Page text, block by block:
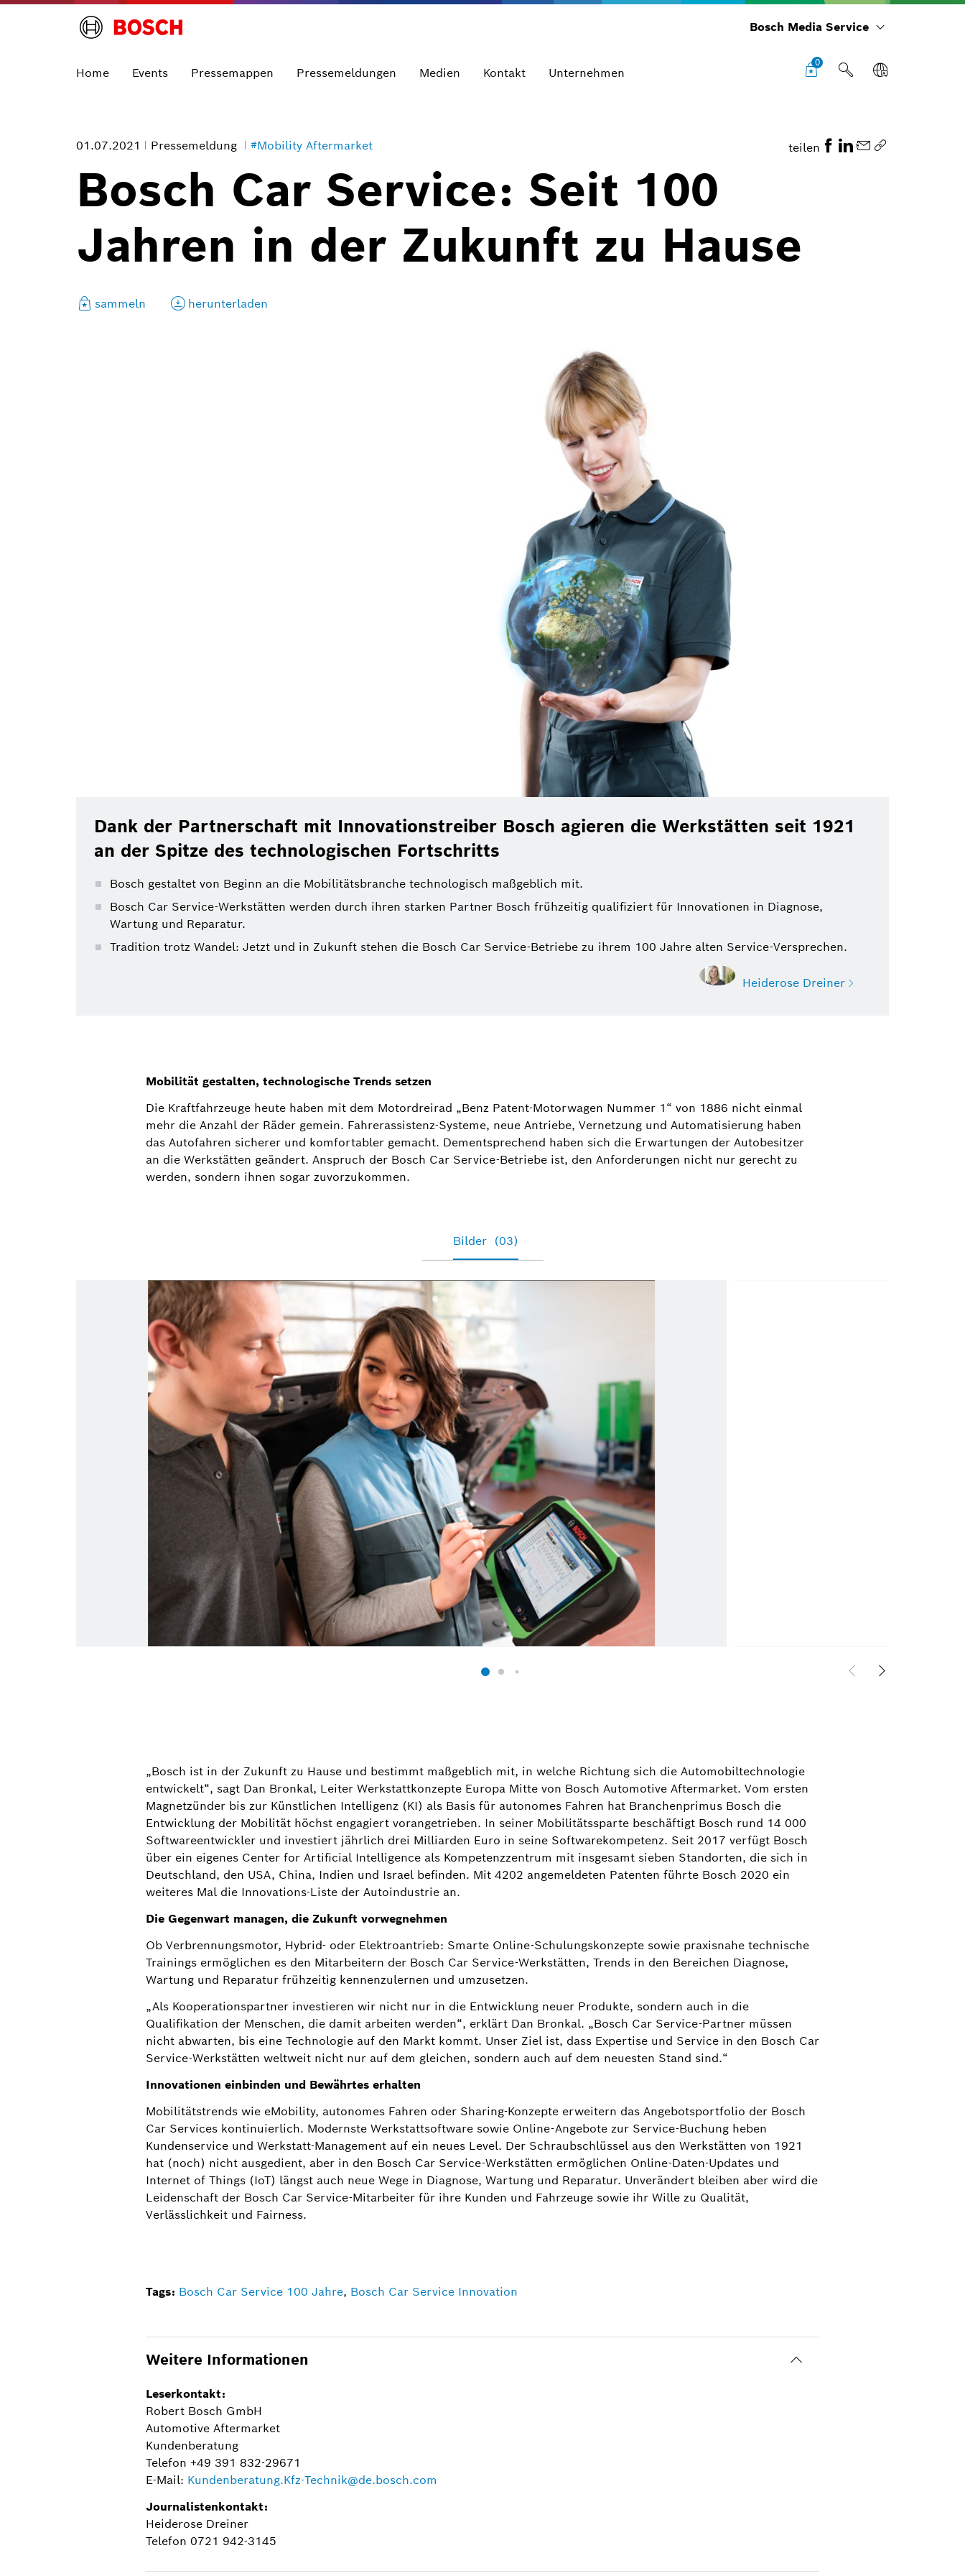
Bosch Media Service
Home Events Pressemappen Pressemeldungen Medien Kontakt Unternehmen
0
01.07.2021 Pressemeldung #Mobility Aftermarket teilen
Bosch Car Service: Seit 100
Jahren in der Zukunft zu Hause
sammeln herunterladen
Dank der Partnerschaft mit Innovationstreiber Bosch agieren die Werkstätten seit 1921
an der Spitze des technologischen Fortschritts
Bosch gestaltet von Beginn an die Mobilitätsbranche technologisch maßgeblich mit.
Bosch Car Service-Werkstätten werden durch ihren starken Partner Bosch frühzeitig qualifiziert für Innovationen in Diagnose,
Wartung und Reparatur.
Tradition trotz Wandel: Jetzt und in Zukunft stehen die Bosch Car Service-Betriebe zu ihrem 100 Jahre alten Service-Versprechen.
Heiderose Dreiner
Autocrew, Kfz-Ersatzteile, Standorte
Automotive Aftermarket Deutschland)
+49 721 942-3145
Mobilität gestalten, technologische Trends setzen
Die Kraftfahrzeuge heute haben mit dem Motordreirad „Benz Patent-Motorwagen Nummer 1“ von 1886 nicht einmal
mehr die Anzahl der Räder gemein. Fahrerassistenz-Systeme, neue Antriebe, Vernetzung und Automatisierung haben
das Autofahren sicherer und komfortabler gemacht. Dementsprechend haben sich die Erwartungen der Autobesitzer
an die Werkstätten geändert. Anspruch der Bosch Car Service-Betriebe ist, den Anforderungen nicht nur gerecht zu
werden, sondern ihnen sogar zuvorzukommen.
Bilder (03)
Bildinformation 1 / 3
Bosch Car Service-Werkstätten werden durch ihren starken Partner Bosch frühzeitig qualifiziert für Innovationen in Diagnose, Wartung und
„Bosch ist in der Zukunft zu Hause und bestimmt maßgeblich mit, in welche Richtung sich die Automobiltechnologie
entwickelt“, sagt Dan Bronkal, Leiter Werkstattkonzepte Europa Mitte von Bosch Automotive Aftermarket. Vom ersten
Magnetzünder bis zur Künstlichen Intelligenz (KI) als Basis für autonomes Fahren hat Branchenprimus Bosch die
Entwicklung der Mobilität höchst engagiert vorangetrieben. In seiner Mobilitätssparte beschäftigt Bosch rund 14 000
Softwareentwickler und investiert jährlich drei Milliarden Euro in seine Softwarekompetenz. Seit 2017 verfügt Bosch
über ein eigenes Center for Artificial Intelligence als Kompetenzzentrum mit insgesamt sieben Standorten, die sich in
Deutschland, den USA, China, Indien und Israel befinden. Mit 4202 angemeldeten Patenten führte Bosch 2020 ein
weiteres Mal die Innovations-Liste der Autoindustrie an.
Die Gegenwart managen, die Zukunft vorwegnehmen
Ob Verbrennungsmotor, Hybrid- oder Elektroantrieb: Smarte Online-Schulungskonzepte sowie praxisnahe technische
Trainings ermöglichen es den Mitarbeitern der Bosch Car Service-Werkstätten, Trends in den Bereichen Diagnose,
Wartung und Reparatur frühzeitig kennenzulernen und umzusetzen.
„Als Kooperationspartner investieren wir nicht nur in die Entwicklung neuer Produkte, sondern auch in die
Qualifikation der Menschen, die damit arbeiten werden“, erklärt Dan Bronkal. „Bosch Car Service-Partner müssen
nicht abwarten, bis eine Technologie auf den Markt kommt. Unser Ziel ist, dass Expertise und Service in den Bosch Car
Service-Werkstätten weltweit nicht nur auf dem gleichen, sondern auch auf dem neuesten Stand sind.“
Innovationen einbinden und Bewährtes erhalten
Mobilitätstrends wie eMobility, autonomes Fahren oder Sharing-Konzepte erweitern das Angebotsportfolio der Bosch
Car Services kontinuierlich. Modernste Werkstattsoftware sowie Online-Angebote zur Service-Buchung heben
Kundenservice und Werkstatt-Management auf ein neues Level. Der Schraubschlüssel aus den Werkstätten von 1921
hat (noch) nicht ausgedient, aber in den Bosch Car Service-Werkstätten ermöglichen Online-Daten-Updates und
Internet of Things (IoT) längst auch neue Wege in Diagnose, Wartung und Reparatur. Unverändert bleiben aber wird die
Leidenschaft der Bosch Car Service-Mitarbeiter für ihre Kunden und Fahrzeuge sowie ihr Wille zu Qualität,
Verlässlichkeit und Fairness.
Tags: Bosch Car Service 100 Jahre, Bosch Car Service Innovation
Weitere Informationen
Leserkontakt:
Robert Bosch GmbH
Automotive Aftermarket
Kundenberatung
Telefon +49 391 832-29671
E-Mail: Kundenberatung.Kfz-Technik@de.bosch.com
Journalistenkontakt:
Heiderose Dreiner
Telefon 0721 942-3145